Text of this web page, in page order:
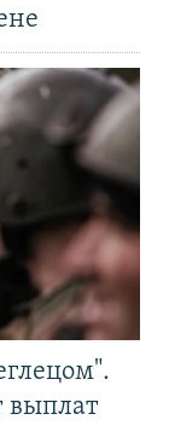
выплат